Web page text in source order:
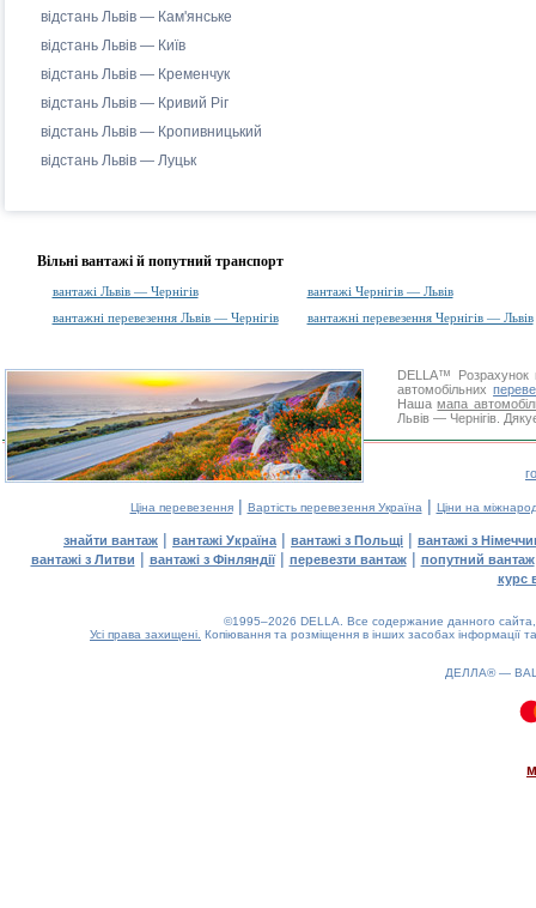
відстань Львів — Кам'янське
відстань Львів — Київ
відстань Львів — Кременчук
відстань Львів — Кривий Ріг
відстань Львів — Кропивницький
відстань Львів — Луцьк
Вільні вантажі й попутний транспорт
вантажі Львів — Чернігів
вантажі Чернігів — Львів
вантажні перевезення Львів — Чернігів
вантажні перевезення Чернігів — Львів
DELLA™
Розрахунок
автомобільних
Нашамапа
Львів — Чернігів.
Ціна перевезення| Вартість перевезення Україна | Ціни на
знайти вантаж | вантажі Україна | вантажі з Польщі | вантажі з
вантажі з Литви | вантажі з Фінляндії| перевезти вантаж| попутний вантаж
курс
©1995–2026 DELLA. Все содержание данного
Усі права захищені. Копіювання та розміщення в інших засобах інформації
ДЕЛЛА® —